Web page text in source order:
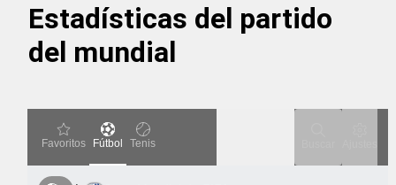
Estadísticas del partido
del mundial